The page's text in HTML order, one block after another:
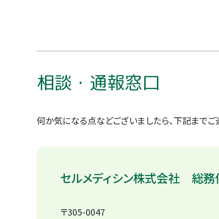
相談・通報窓口
何か気になる点などございましたら、下記までご
セルメディシン株式会社 総務
〒305-0047